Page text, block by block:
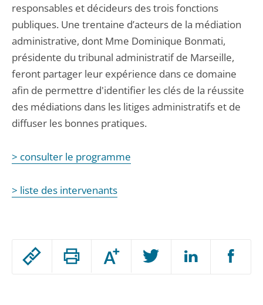
Passer
Augmenter
ou
responsables et décideurs des trois fonctions
publiques. Une trentaine d’acteurs de la médiation
administrative, dont Mme Dominique Bonmati,
présidente du tribunal administratif de Marseille,
feront partager leur expérience dans ce domaine
afin de permettre d'identifier les clés de la réussite
des médiations dans les litiges administratifs et de
diffuser les bonnes pratiques.
> consulter le programme
> liste des intervenants